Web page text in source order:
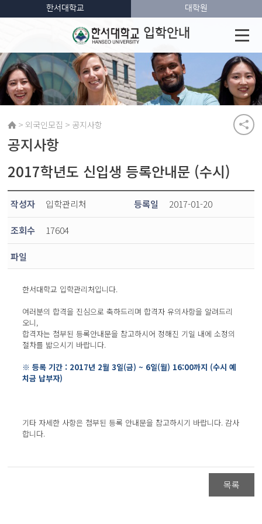
입학안내
한서대학교 대학원
> 외국인모집 > 공지사항
공지사항
2017학년도 신입생 등록안내문 (수시)
작성자 입학관리처 등록일 2017-01-20
조회수 17604
파일
한서대학교 입학관리처입니다.
여러분의 합격을 진심으로 축하드리며 합격자 유의사항을 알려드리
오니,
합격자는 첨부된 등록안내문을 참고하시어 정해진 기일 내에 소정의
절차를 밟으시기 바랍니다.
※ 등록 기간 : 2017년 2월 3일(금) ~ 6일(월) 16:00까지 (수시 예
치금 납부자)
기타 자세한 사항은 첨부된 등록 안내문을 참고하시기 바랍니다. 감사
합니다.
목록